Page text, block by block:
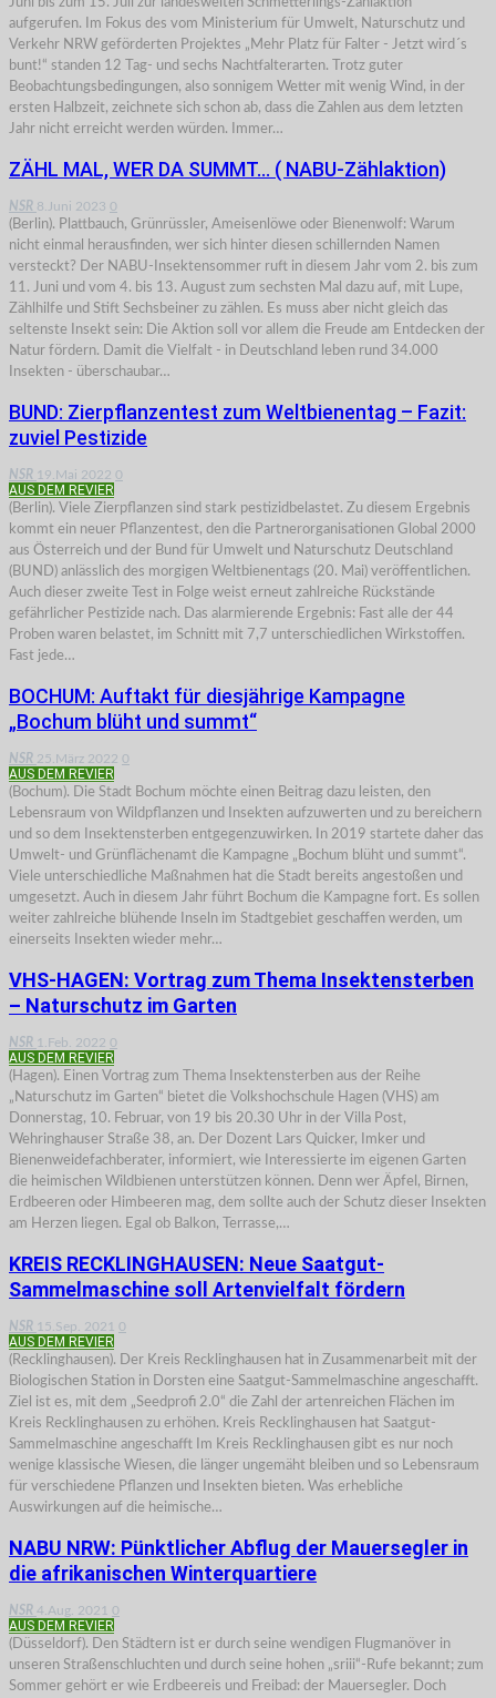
Juni bis zum 15. Juli zur landesweiten Schmetterlings-Zählaktion
aufgerufen. Im Fokus des vom Ministerium für Umwelt, Naturschutz und
Verkehr NRW geförderten Projektes „Mehr Platz für Falter - Jetzt wird´s
bunt!“ standen 12 Tag- und sechs Nachtfalterarten. Trotz guter
Beobachtungsbedingungen, also sonnigem Wetter mit wenig Wind, in der
ersten Halbzeit, zeichnete sich schon ab, dass die Zahlen aus dem letzten
Jahr nicht erreicht werden würden. Immer…
ZÄHL MAL, WER DA SUMMT… ( NABU-Zählaktion)
NSR 8.Juni 2023 0
(Berlin). Plattbauch, Grünrüssler, Ameisenlöwe oder Bienenwolf: Warum
nicht einmal herausfinden, wer sich hinter diesen schillernden Namen
versteckt? Der NABU-Insektensommer ruft in diesem Jahr vom 2. bis zum
11. Juni und vom 4. bis 13. August zum sechsten Mal dazu auf, mit Lupe,
Zählhilfe und Stift Sechsbeiner zu zählen. Es muss aber nicht gleich das
seltenste Insekt sein: Die Aktion soll vor allem die Freude am Entdecken der
Natur fördern. Damit die Vielfalt - in Deutschland leben rund 34.000
Insekten - überschaubar…
BUND: Zierpflanzentest zum Weltbienentag – Fazit:
zuviel Pestizide
NSR 19.Mai 2022 0
AUS DEM REVIER
(Berlin). Viele Zierpflanzen sind stark pestizidbelastet. Zu diesem Ergebnis
kommt ein neuer Pflanzentest, den die Partnerorganisationen Global 2000
aus Österreich und der Bund für Umwelt und Naturschutz Deutschland
(BUND) anlässlich des morgigen Weltbienentags (20. Mai) veröffentlichen.
Auch dieser zweite Test in Folge weist erneut zahlreiche Rückstände
gefährlicher Pestizide nach. Das alarmierende Ergebnis: Fast alle der 44
Proben waren belastet, im Schnitt mit 7,7 unterschiedlichen Wirkstoffen.
Fast jede…
BOCHUM: Auftakt für diesjährige Kampagne
„Bochum blüht und summt“
NSR 25.März 2022 0
AUS DEM REVIER
(Bochum). Die Stadt Bochum möchte einen Beitrag dazu leisten, den
Lebensraum von Wildpflanzen und Insekten aufzuwerten und zu bereichern
und so dem Insektensterben entgegenzuwirken. In 2019 startete daher das
Umwelt- und Grünflächenamt die Kampagne „Bochum blüht und summt“.
Viele unterschiedliche Maßnahmen hat die Stadt bereits angestoßen und
umgesetzt. Auch in diesem Jahr führt Bochum die Kampagne fort. Es sollen
weiter zahlreiche blühende Inseln im Stadtgebiet geschaffen werden, um
einerseits Insekten wieder mehr…
VHS-HAGEN: Vortrag zum Thema Insektensterben
– Naturschutz im Garten
NSR 1.Feb. 2022 0
AUS DEM REVIER
(Hagen). Einen Vortrag zum Thema Insektensterben aus der Reihe
„Naturschutz im Garten“ bietet die Volkshochschule Hagen (VHS) am
Donnerstag, 10. Februar, von 19 bis 20.30 Uhr in der Villa Post,
Wehringhauser Straße 38, an. Der Dozent Lars Quicker, Imker und
Bienenweidefachberater, informiert, wie Interessierte im eigenen Garten
die heimischen Wildbienen unterstützen können. Denn wer Äpfel, Birnen,
Erdbeeren oder Himbeeren mag, dem sollte auch der Schutz dieser Insekten
am Herzen liegen. Egal ob Balkon, Terrasse,…
KREIS RECKLINGHAUSEN: Neue Saatgut-
Sammelmaschine soll Artenvielfalt fördern
NSR 15.Sep. 2021 0
AUS DEM REVIER
(Recklinghausen). Der Kreis Recklinghausen hat in Zusammenarbeit mit der
Biologischen Station in Dorsten eine Saatgut-Sammelmaschine angeschafft.
Ziel ist es, mit dem „Seedprofi 2.0“ die Zahl der artenreichen Flächen im
Kreis Recklinghausen zu erhöhen. Kreis Recklinghausen hat Saatgut-
Sammelmaschine angeschafft Im Kreis Recklinghausen gibt es nur noch
wenige klassische Wiesen, die länger ungemäht bleiben und so Lebensraum
für verschiedene Pflanzen und Insekten bieten. Was erhebliche
Auswirkungen auf die heimische…
NABU NRW: Pünktlicher Abflug der Mauersegler in
die afrikanischen Winterquartiere
NSR 4.Aug. 2021 0
AUS DEM REVIER
(Düsseldorf). Den Städtern ist er durch seine wendigen Flugmanöver in
unseren Straßenschluchten und durch seine hohen „sriii“-Rufe bekannt; zum
Sommer gehört er wie Erdbeereis und Freibad: der Mauersegler. Doch